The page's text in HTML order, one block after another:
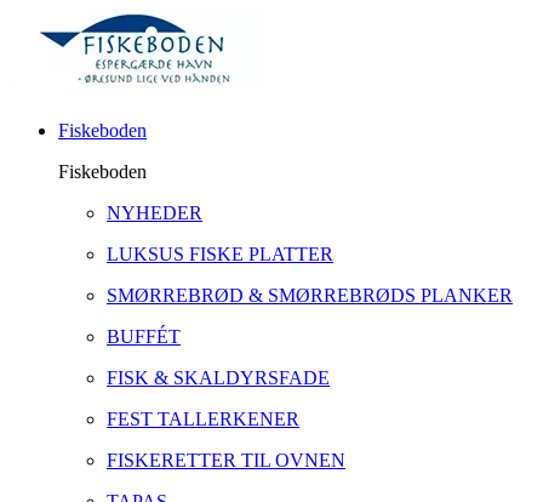
Fiskeboden
Fiskeboden
NYHEDER
LUKSUS FISKE PLATTER
SMØRREBRØD & SMØRREBRØDS PLANKER
BUFFÉT
FISK & SKALDYRSFADE
FEST TALLERKENER
FISKERETTER TIL OVNEN